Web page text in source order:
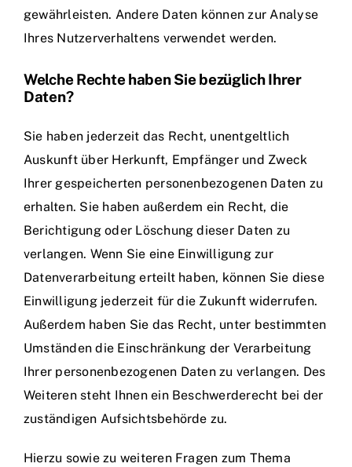
gewährleisten. Andere Daten können zur Analyse
Ihres Nutzerverhaltens verwendet werden.
Welche Rechte haben Sie bezüglich Ihrer
Daten?
Sie haben jederzeit das Recht, unentgeltlich
Auskunft über Herkunft, Empfänger und Zweck
Ihrer gespeicherten personenbezogenen Daten zu
erhalten. Sie haben außerdem ein Recht, die
Berichtigung oder Löschung dieser Daten zu
verlangen. Wenn Sie eine Einwilligung zur
Datenverarbeitung erteilt haben, können Sie diese
Einwilligung jederzeit für die Zukunft widerrufen.
Außerdem haben Sie das Recht, unter bestimmten
Umständen die Einschränkung der Verarbeitung
Ihrer personenbezogenen Daten zu verlangen. Des
Weiteren steht Ihnen ein Beschwerderecht bei der
zuständigen Aufsichtsbehörde zu.
Hierzu sowie zu weiteren Fragen zum Thema